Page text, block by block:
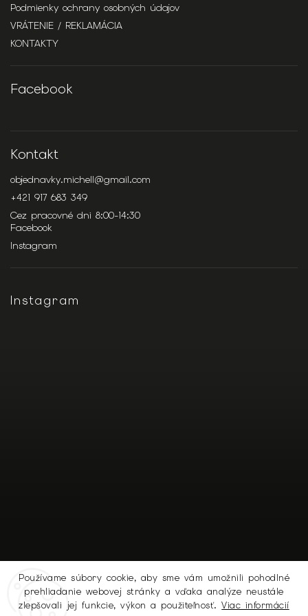
Používame súbory cookie, aby sme vám umožnili pohodlné
prehliadanie webovej stránky a vďaka analýze neustále
zlepšovali jej funkcie, výkon a použiteľnosť.Viac informácií
Podmienky ochrany osobných údajov
VRÁTENIE / REKLAMÁCIA
KONTAKTY
Facebook
Kontakt
objednavky.michell@gmail.com
+421 917 683 349
Cez pracovné dni 8:00-14:30
Facebook
Instagram
Instagram
Sledovať na Instagrame